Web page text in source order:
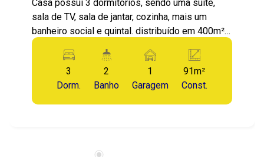
Casa possuí 3 dormitórios, sendo uma suíte,
sala de TV, sala de jantar, cozinha, mais um
banheiro social e quintal. distribuído em 400m²
de terreno esse imóvel ainda conta com
churrasqueira e edícula com 2 quartos e 1
banheiro.3
Dorm.
2
Banho
1
Garagem
91m²
Const.